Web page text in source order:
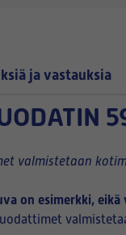
ja vastauksia
valmistetaan
on esimerkki,